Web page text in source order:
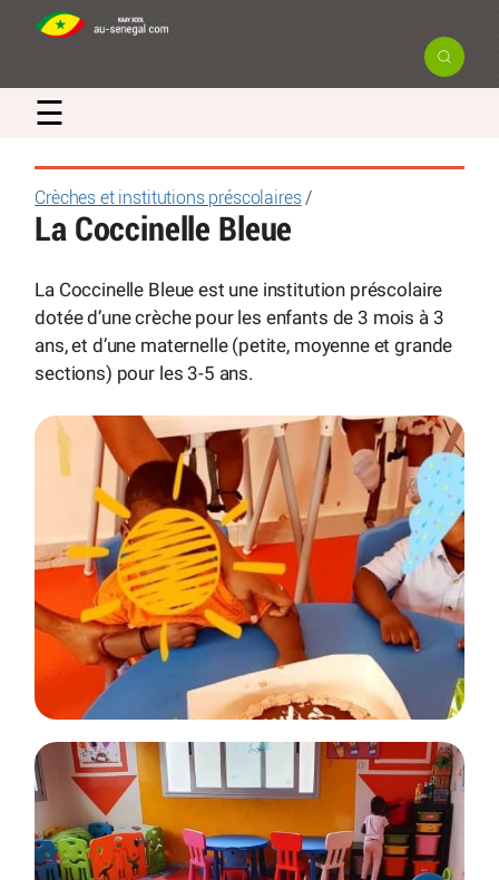
☰
Crèches et institutions préscolaires/
La Coccinelle Bleue
La Coccinelle Bleue est une institution préscolaire
dotée d’une crèche pour les enfants de 3 mois à 3
ans, et d’une maternelle (petite, moyenne et grande
sections) pour les 3-5 ans.